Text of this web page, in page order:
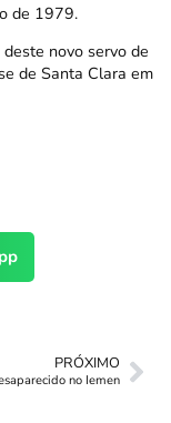
de 1979.
novo servo de
de Santa Clara em
PRÓXIMO
no Iemen